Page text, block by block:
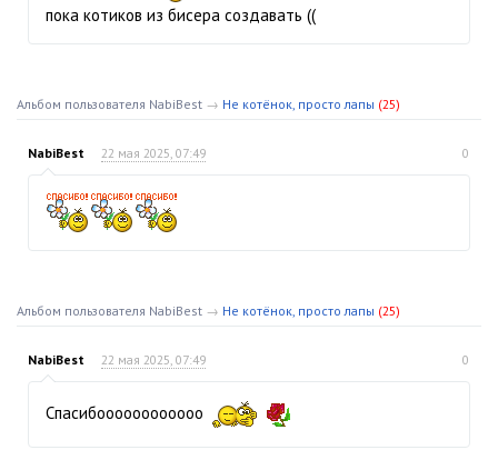
пока котиков из бисера создавать ((
Альбом пользователя NabiBest → Не котёнок, просто лапы (25)
NabiBest 22 мая 2025, 07:49 0
Альбом пользователя NabiBest → Не котёнок, просто лапы (25)
NabiBest 22 мая 2025, 07:49 0
Спасибоооооооооооо